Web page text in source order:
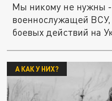
Мы никому не нужны -
военнослужащей
боевых действий на
А КАК У НИХ?